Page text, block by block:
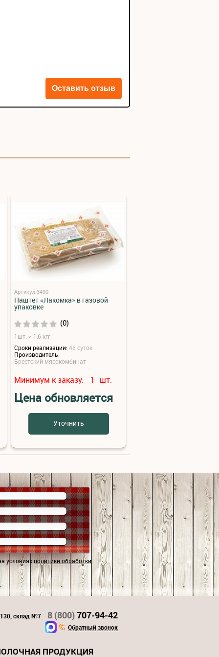
Артикул:3490
Паштет «Лакомка» в газовой
упаковке
(0)
1шт: ≈ 1,6 кгг.
Сроки реализации:45 суток
Производитель:
Брестский мясокомбинат
Минимум к заказу: 1 шт.
Цена обновляется
Уточнить
условияхполитики обработки
130, склад №7 8 (800)707-94-42
Обратный звонок
ПРОДУКЦИЯ